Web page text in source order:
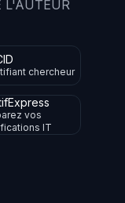
L'AUTEUR
chercheur
vos
IT